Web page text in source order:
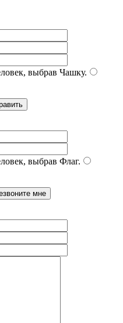
выбрав Чашку.
выбрав Флаг.